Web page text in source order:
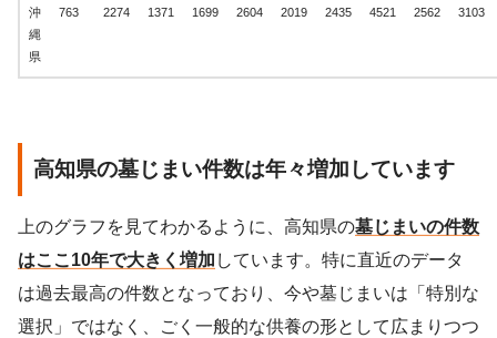
沖
縄
県
763 2274 1371 1699 2604 2019 2435 4521 2562 3103
高知県の墓じまい件数は年々増加しています
上のグラフを見てわかるように、高知県の墓じまいの件数
はここ10年で大きく増加 しています。特に直近のデータ
は過去最高の件数となっており、今や墓じまいは「特別な
選択」ではなく、ごく一般的な供養の形として広まりつつ